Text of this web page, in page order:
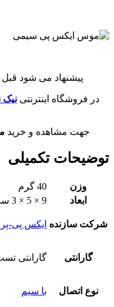
پیشنهاد می شود قبل
در فروشگاه اینترنتی نیک
جهت مشاهده و خرید
توضیحات تکمیلی
وزن
40 گرم
ابعاد
9 × 5 × 3 سانتیمتر
شرکت سازنده ایکس پی-
گارانتی گارانتی
نوع اتصال با سیم